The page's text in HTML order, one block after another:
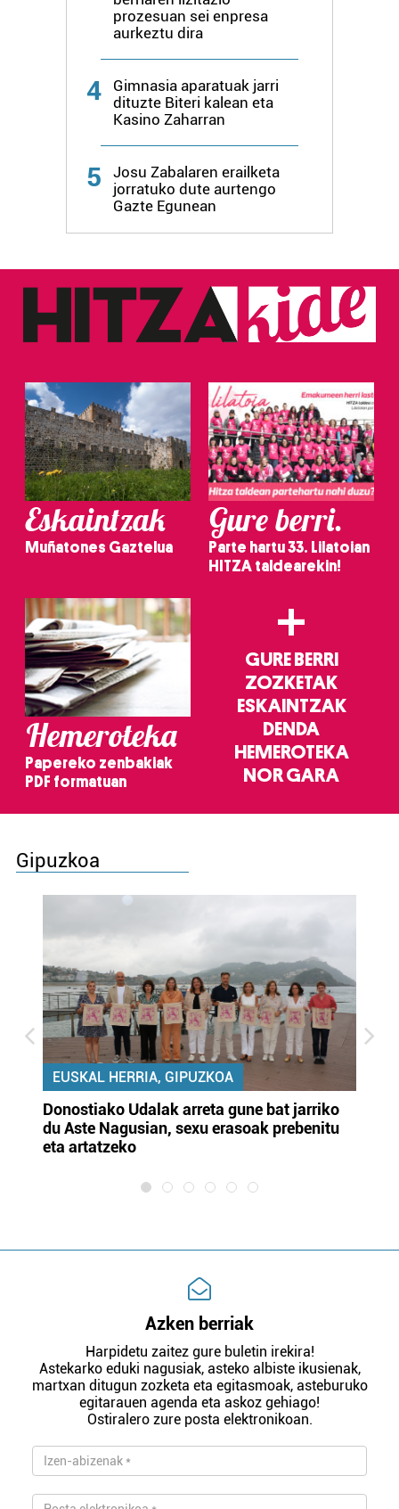
bazkideen zerrenda, beren ustez zein helburutarako
duten interes legitimoa eta horren aurka nola egin
Lortu zure datu pertsonalak prozesatzeko moduari
buruzko informazio gehiago eta ezarri zure lehentasunak
datuen atalean. Edozein unetan alda edo ken dezakezu
zure baimena Cookieen adierazpenean.
fitxategiak erabiltzen ditu. Zure esperientzia eta
zerbitzuak hobetzeko asmoz, cookie teknologiaz
baliatzen gara. Ohar hau onartuz gero, teknologia hori
irakurri
prozesuan sei enpresa
aurkeztu dira
4
Gimnasia aparatuak jarri
dituzte Biteri kalean eta
Kasino Zaharran
5
Josu Zabalaren erailketa
jorratuko dute aurtengo
Gazte Egunean
Eskaintzak
Muñatones Gaztelua
Gure berri.
Parte hartu 33. Lilatoian
HITZA taldearekin!
Hemeroteka
Papereko zenbakiak
PDF formatuan
+
GURE BERRI
ZOZKETAK
ESKAINTZAK
DENDA
HEMEROTEKA
NOR GARA
Gipuzkoa
EUSKAL HERRIA, GIPUZKOA
Donostiako Udalak arreta gune bat jarriko
du Aste Nagusian, sexu erasoak prebenitu
eta artatzeko
Azken berriak
Harpidetu zaitez gure buletin irekira!
Astekarko eduki nagusiak, asteko albiste ikusienak,
martxan ditugun zozketa eta egitasmoak, asteburuko
egitarauen agenda eta askoz gehiago!
Ostiralero zure posta elektronikoan.